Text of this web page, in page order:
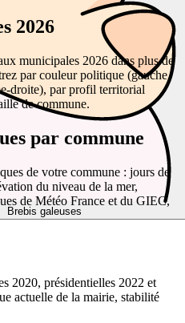
Brebis galeuses
2026
municipales 2026 dans plus de
par couleur politique (gauche,
droite), par profil territorial
de commune.
par commune
de votre commune : jours de
du niveau de la mer,
de Météo France et du GIEC,
2020, présidentielles 2022 et
actuelle de la mairie, stabilité